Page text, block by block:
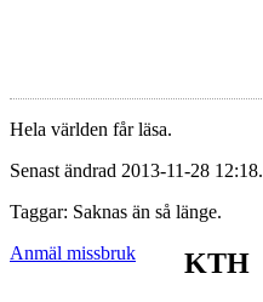
Hela världen får läsa.
Senast ändrad 2013-11-28 12:18.
Taggar: Saknas än så länge.
Anmäl missbruk
KTH